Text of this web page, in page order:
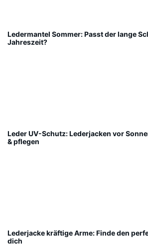
Ledermantel Sommer: Passt der lange
Jahreszeit?
Leder UV-Schutz: Lederjacken vor
& pflegen
Lederjacke kräftige Arme: Finde den
dich